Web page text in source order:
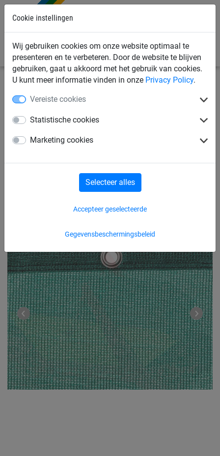
Cookie instellingen
Wij gebruiken cookies om onze website optimaal te
presenteren en te verbeteren. Door de website te blijven
gebruiken, gaat u akkoord met het gebruik van cookies.
U kunt meer informatie vinden in onze Privacy Policy.
Vereiste cookies
Statistische cookies
Marketing cookies
Gegevensbeschermingsbeleid
Accepteer geselecteerde
Selecteer alles
afdekzeilen
Container afdekgaas
Container afdekgaas, PE
200g/m², 3.50m x 6m